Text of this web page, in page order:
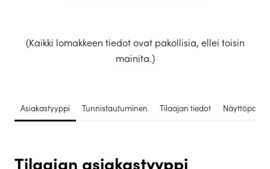
(Kaikki lomakkeen tiedot ovat pakollisia, ellei toisin
mainita.)